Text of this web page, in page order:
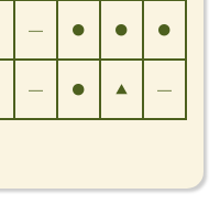
― ● ● ●
― ● ▲ ―